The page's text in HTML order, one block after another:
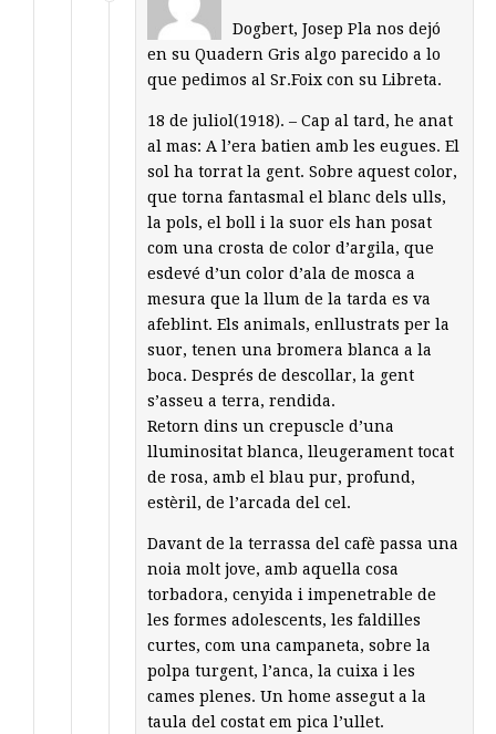
Dogbert, Josep Pla nos dejó
en su Quadern Gris algo parecido a lo
que pedimos al Sr.Foix con su Libreta.
18 de juliol(1918). – Cap al tard, he anat
al mas: A l’era batien amb les eugues. El
sol ha torrat la gent. Sobre aquest color,
que torna fantasmal el blanc dels ulls,
la pols, el boll i la suor els han posat
com una crosta de color d’argila, que
esdevé d’un color d’ala de mosca a
mesura que la llum de la tarda es va
afeblint. Els animals, enllustrats per la
suor, tenen una bromera blanca a la
boca. Després de descollar, la gent
s’asseu a terra, rendida.
Retorn dins un crepuscle d’una
lluminositat blanca, lleugerament tocat
de rosa, amb el blau pur, profund,
estèril, de l’arcada del cel.
Davant de la terrassa del cafè passa una
noia molt jove, amb aquella cosa
torbadora, cenyida i impenetrable de
les formes adolescents, les faldilles
curtes, com una campaneta, sobre la
polpa turgent, l’anca, la cuixa i les
cames plenes. Un home assegut a la
taula del costat em pica l’ullet.